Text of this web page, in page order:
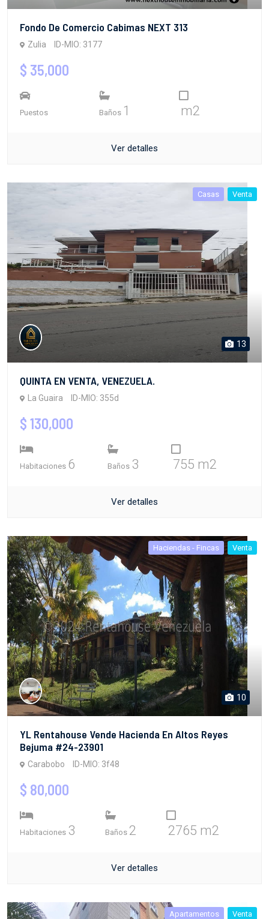
Fondo De Comercio Cabimas NEXT 313
Zulia ID-MIO: 3177
$ 35,000
Puestos Baños 1 m2
Ver detalles
Casas Venta
13
QUINTA EN VENTA, VENEZUELA.
La Guaira ID-MIO: 355d
$ 130,000
Habitaciones 6 Baños 3 755 m2
Ver detalles
Haciendas - Fincas Venta
10
YL Rentahouse Vende Hacienda En Altos Reyes
Bejuma #24-23901
Carabobo ID-MIO: 3f48
$ 80,000
Habitaciones 3 Baños 2 2765 m2
Ver detalles
Apartamentos Venta